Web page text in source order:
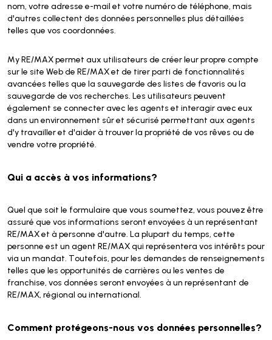
nom, votre adresse e-mail et votre numéro de téléphone, mais
d'autres collectent des données personnelles plus détaillées
telles que vos coordonnées.
My RE/MAX permet aux utilisateurs de créer leur propre compte
sur le site Web de RE/MAX et de tirer parti de fonctionnalités
avancées telles que la sauvegarde des listes de favoris ou la
sauvegarde de vos recherches. Les utilisateurs peuvent
également se connecter avec les agents et interagir avec eux
dans un environnement sûr et sécurisé permettant aux agents
d'y travailler et d'aider à trouver la propriété de vos rêves ou de
vendre votre propriété.
Qui a accès à vos informations?
Quel que soit le formulaire que vous soumettez, vous pouvez être
assuré que vos informations seront envoyées à un représentant
RE/MAX et à personne d'autre. La plupart du temps, cette
personne est un agent RE/MAX qui représentera vos intérêts pour
via un mandat. Toutefois, pour les demandes de renseignements
telles que les opportunités de carrières ou les ventes de
franchise, vos données seront envoyées à un représentant de
RE/MAX, régional ou international.
Comment protégeons-nous vos données personnelles?